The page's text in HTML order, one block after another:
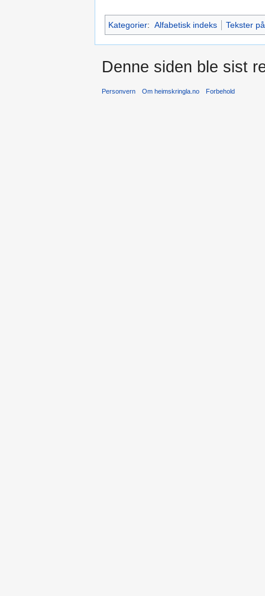
Kategorier: Alfabetisk indeks Tekster
Denne siden ble sist
Personvern Om heimskringla.no Forbehold